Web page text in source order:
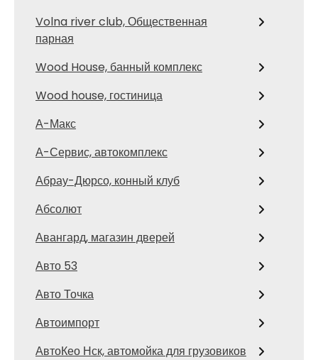
Volna river club, Общественная
парная
Wood House, банный комплекс
Wood house, гостиница
А-Макс
А-Сервис, автокомплекс
Абрау-Дюрсо, конный клуб
Абсолют
Авангард, магазин дверей
Авто 53
Авто Точка
Автоимпорт
АвтоКео Нск, автомойка для грузовиков